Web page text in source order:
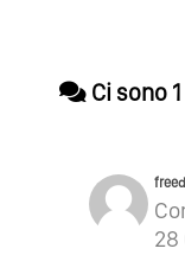
Ci sono
28